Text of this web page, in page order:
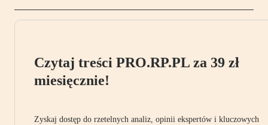
Czytaj treści PRO.RP.PL za 39 zł
miesięcznie!
Zyskaj dostęp do rzetelnych analiz, opinii ekspertów i kluczowych